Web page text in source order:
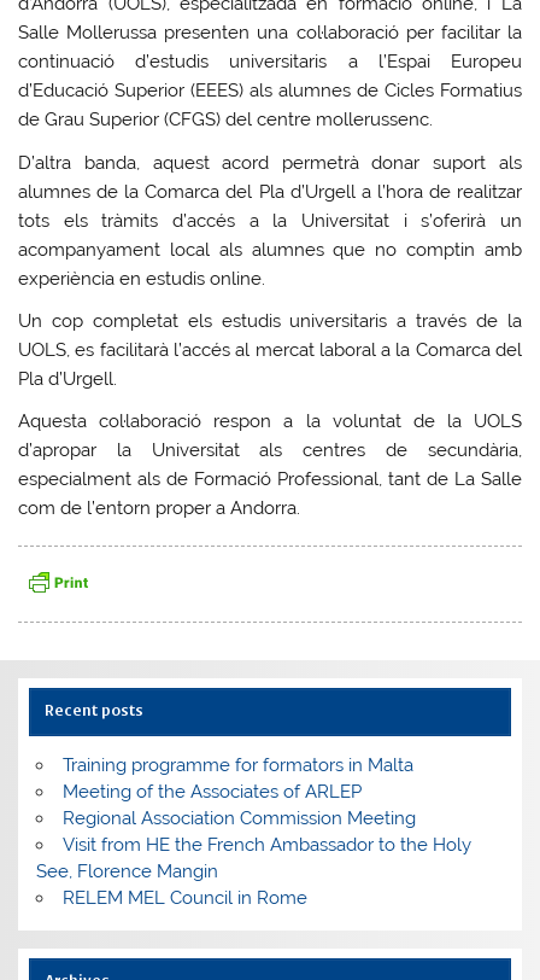
Salle Mollerussa presenten una col·laboració per facilitar la
continuació d’estudis universitaris a l’Espai Europeu
d’Educació Superior (EEES) als alumnes de Cicles Formatius
de Grau Superior (CFGS) del centre mollerussenc.
D’altra banda, aquest acord permetrà donar suport als
alumnes de la Comarca del Pla d’Urgell a l’hora de realitzar
tots els tràmits d’accés a la Universitat i s’oferirà un
acompanyament local als alumnes que no comptin amb
experiència en estudis online.
Un cop completat els estudis universitaris a través de la
UOLS, es facilitarà l’accés al mercat laboral a la Comarca del
Pla d’Urgell.
Aquesta col·laboració respon a la voluntat de la UOLS
d’apropar la Universitat als centres de secundària,
especialment als de Formació Professional, tant de La Salle
com de l’entorn proper a Andorra.
Recent posts
Training programme for formators in Malta
Meeting of the Associates of ARLEP
Regional Association Commission Meeting
Visit from HE the French Ambassador to the Holy
See, Florence Mangin
RELEM MEL Council in Rome